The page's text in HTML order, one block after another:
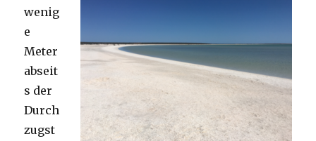
wenig
e
Meter
abseit
s der
Durch
zugst